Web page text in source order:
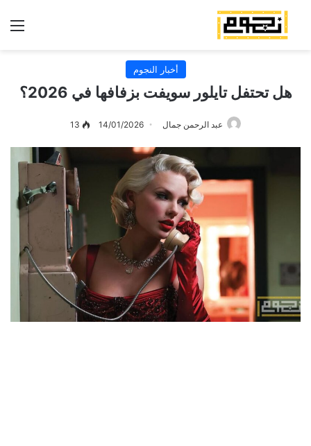
أخبار النجوم
هل تحتفل تايلور سويفت بزفافها في 2026؟
عبد الرحمن جمال 14/01/2026
13